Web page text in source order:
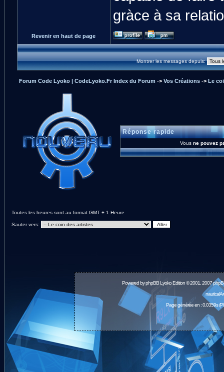
gràce à sa
Revenir en haut de page
Montrer les messages depuis:
Forum Code Lyoko | CodeLyoko.Fr Index du Forum -> Vos Créations-> Le
Réponse rapide
Vous ne pouvez
Toutes les heures sont au format GMT + 1 Heure
Sauter vers:
Powered byphpBBLyoko Edition © 2001, 2007
Page générée en : 0.0359s